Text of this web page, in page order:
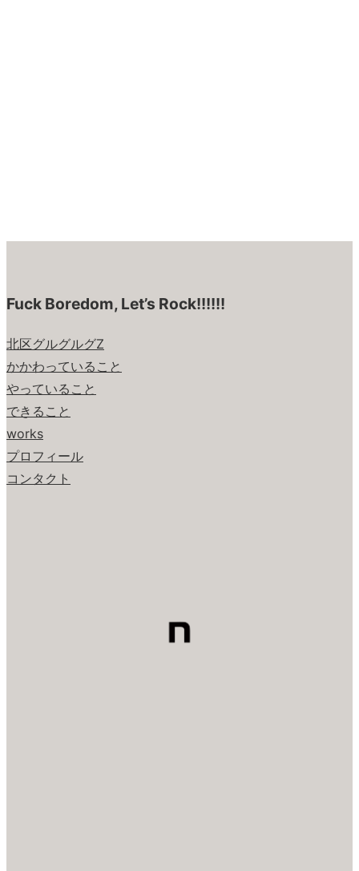
Fuck Boredom, Let’s Rock!!!!!!
北区グルグルグZ
かかわっていること
やっていること
できること
works
プロフィール
コンタクト